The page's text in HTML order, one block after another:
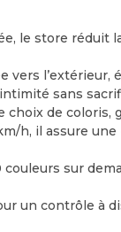
le store
sans
de
h, il assure
sur
un contrôle à